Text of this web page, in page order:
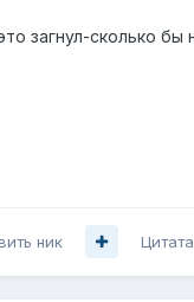
загнул-сколько
ник Цитата